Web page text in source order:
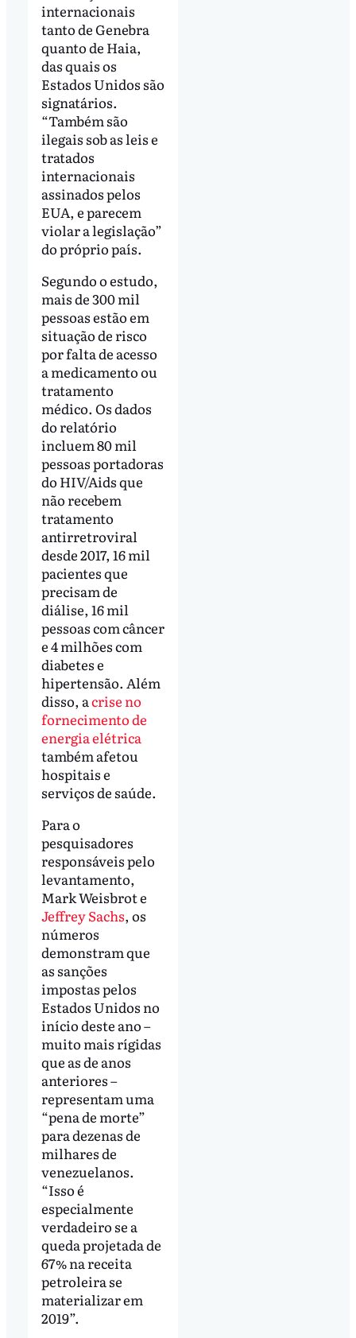
internacionais
tanto de Genebra
quanto de Haia,
das quais os
Estados Unidos são
signatários.
“Também são
ilegais sob as leis e
tratados
internacionais
assinados pelos
EUA, e parecem
violar a legislação”
do próprio país.
Segundo o estudo,
mais de 300 mil
pessoas estão em
situação de risco
por falta de acesso
a medicamento ou
tratamento
médico. Os dados
do relatório
incluem 80 mil
pessoas portadoras
do HIV/Aids que
não recebem
tratamento
antirretroviral
desde 2017, 16 mil
pacientes que
precisam de
diálise, 16 mil
pessoas com câncer
e 4 milhões com
diabetes e
hipertensão. Além
disso, acrise no
fornecimento de
energia elétrica
também afetou
hospitais e
serviços de saúde.
Para o
pesquisadores
responsáveis pelo
levantamento,
Mark Weisbrot e
Jeffrey Sachs, os
números
demonstram que
as sanções
impostas pelos
Estados Unidos no
início deste ano –
muito mais rígidas
que as de anos
anteriores –
representam uma
“pena de morte”
para dezenas de
milhares de
venezuelanos.
“Isso é
especialmente
verdadeiro se a
queda projetada de
67% na receita
petroleira se
materializar em
2019”.